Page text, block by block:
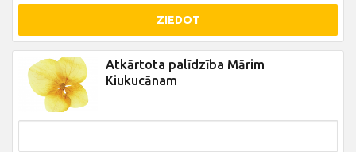
ZIEDOT
Atkārtota palīdzība Mārim
Kiukucānam